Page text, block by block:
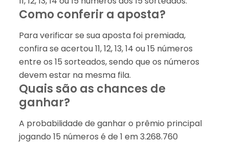
Como conferir a aposta?
Para verificar se sua aposta foi premiada,
confira se acertou 11, 12, 13, 14 ou 15 números
entre os 15 sorteados, sendo que os números
devem estar na mesma fila.
Quais são as chances de
ganhar?
A probabilidade de ganhar o prêmio principal
jogando 15 números é de 1 em 3.268.760